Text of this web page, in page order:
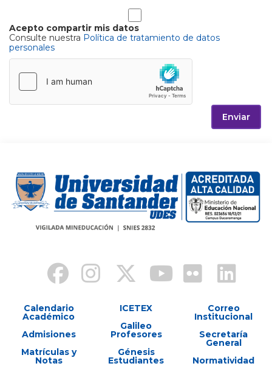
Acepto compartir mis datos
Consulte nuestra Política de tratamiento de datos
personales
Enviar
Calendario
Académico
Admisiones
Matrículas y
Notas
ICETEX
Galileo
Profesores
Génesis
Estudiantes
Correo
Institucional
Secretaría
General
Normatividad